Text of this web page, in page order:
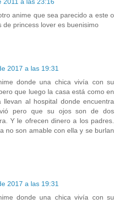
2011 a las 23:16
anime que sea parecido a este o
de princess lover es buenisimo
2017 a las 19:31
donde una chica vivía con su
que luego la casa está como en
al hospital donde encuentra
pero que su ojos son de dos
Y le ofrecen dinero a los padres.
no son amable con ella y se burlan
2017 a las 19:31
donde una chica vivía con su